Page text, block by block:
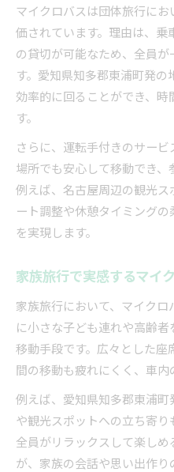
マイクロバスは団体旅行に
価されています。理由は、
の貸切が可能なため、全員
す。愛知県知多郡東浦町発
効率的に回ることができ、
す。
さらに、運転手付きのサー
場所でも安心して移動でき、
例えば、名古屋周辺の観光
ート調整や休憩タイミング
を実現します。
家族旅行で実感するマイ
家族旅行において、マイク
に小さな子ども連れや高齢
移動手段です。広々とした
間の移動も疲れにくく、車内
例えば、愛知県知多郡東浦
や観光スポットへの立ち寄
全員がリラックスして楽し
が、家族の会話や思い出作